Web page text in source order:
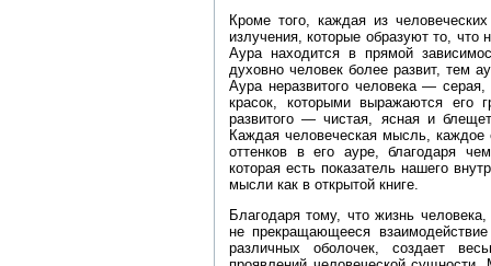
Кроме того, каждая из
излучения, которые образуют то, что
Аура находится в прямой
духовно человек более развит, тем
Аура неразвитого человека —
красок, которыми выражаются его
развитого — чистая, ясная и
Каждая человеческая мысль, каждое
оттенков в его ауре, благодаря
которая есть показатель нашего
мысли как в открытой книге.
Благодаря тому, что жизнь
не прекращающееся
различных оболочек, создает